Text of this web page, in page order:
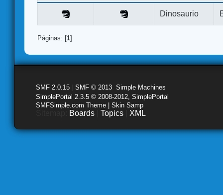
Dinosaurio
Páginas: [1]
SMF 2.0.15 SMF © 2013 Simple Machines
SimplePortal 2.3.5 © 2008-2012, SimplePortal
SMFSimple.com Theme | Skin Samp
Boards Topics XML